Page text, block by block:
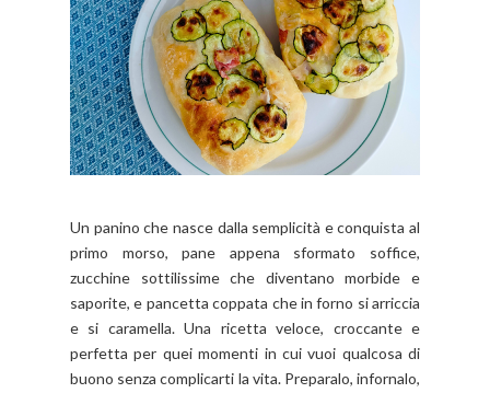
Un panino che nasce dalla semplicità e conquista al
primo morso, pane appena sformato soffice,
zucchine sottilissime che diventano morbide e
saporite, e pancetta coppata che in forno si arriccia
e si caramella. Una ricetta veloce, croccante e
perfetta per quei momenti in cui vuoi qualcosa di
buono senza complicarti la vita. Preparalo, infornalo,